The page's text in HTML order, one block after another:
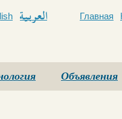
Главная
Объявления